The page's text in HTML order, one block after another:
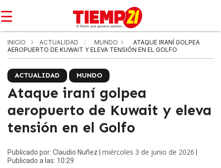
☰
INICIO ACTUALIDAD MUNDO
ATAQUE IRANÍ GOLPEA
AEROPUERTO DE KUWAIT Y ELEVA TENSIÓN EN EL GOLFO
ACTUALIDAD MUNDO
Ataque iraní golpea
aeropuerto de Kuwait y eleva
tensión en el Golfo
Publicado por: Claudio Nuñez | miércoles 3 de junio de 2026
Publicado a las: 10:29